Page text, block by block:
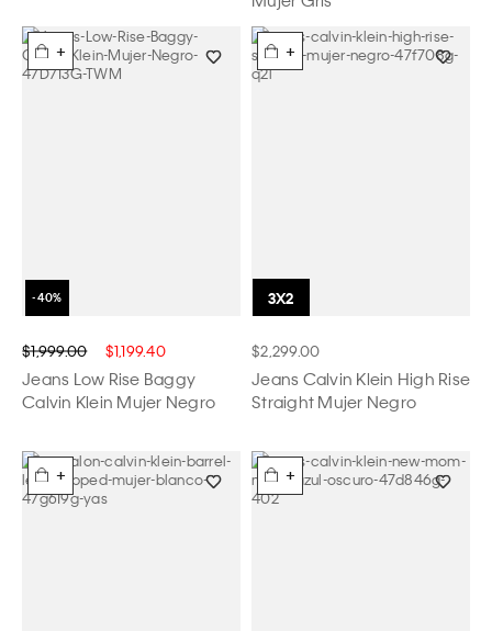
+
$1,999.00 $1,199.40
Jeans Low Rise Baggy
Calvin Klein Mujer Negro
+
$2,299.00
Jeans Calvin Klein High Rise
Straight Mujer Negro
+ +